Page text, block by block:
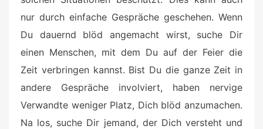
nur durch einfache Gespräche geschehen. Wenn
Du dauernd blöd angemacht wirst, suche Dir
einen Menschen, mit dem Du auf der Feier die
Zeit verbringen kannst. Bist Du die ganze Zeit in
andere Gespräche involviert, haben nervige
Verwandte weniger Platz, Dich blöd anzumachen.
Na los, suche Dir jemand, der Dich versteht und